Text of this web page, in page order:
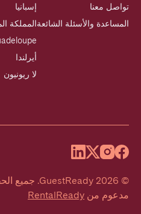
تواصل معنا
المساعدة والأسئلة الشائعة
إسبانيا
المملكة
أيرلندا
لا ريونيون
©
2026
GuestReady
. جميع
مدعوم من RentalReady